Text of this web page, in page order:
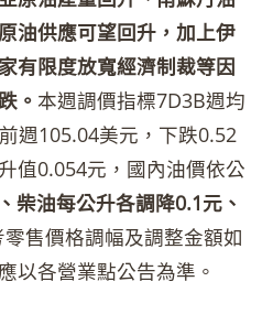
油供應可望回升，加上伊
有限度放寬經濟制裁等因
。 本週調價指標7D3B週均
週105.04美元，下跌0.52
值0.054元，國內油價依公
柴油每公升各調降0.1元、
售價格調幅及調整金額如
以各營業點公告為準。